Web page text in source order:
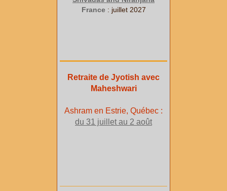
France: juillet 2027
Retraite de Jyotish avec
Maheshwari
Ashram en Estrie, Québec :
du 31 juillet au 2 août